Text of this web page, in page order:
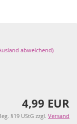
abweichend)
4,99 EUR
§19 UStG zzgl. Versand